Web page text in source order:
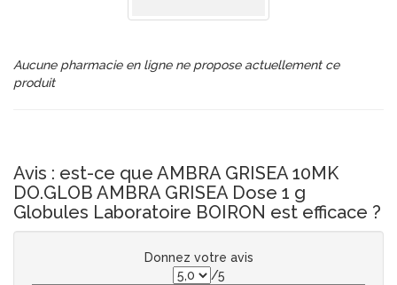
Aucune pharmacie en ligne ne propose actuellement ce
produit
Avis : est-ce que AMBRA GRISEA 10MK
DO.GLOB AMBRA GRISEA Dose 1 g
Globules Laboratoire BOIRON est efficace ?
Donnez votre avis
/5